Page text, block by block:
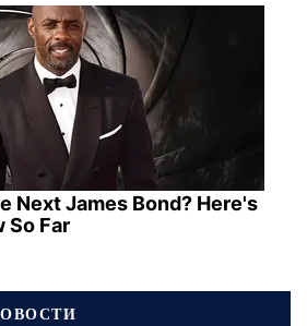
Next James Bond? Here's
So Far